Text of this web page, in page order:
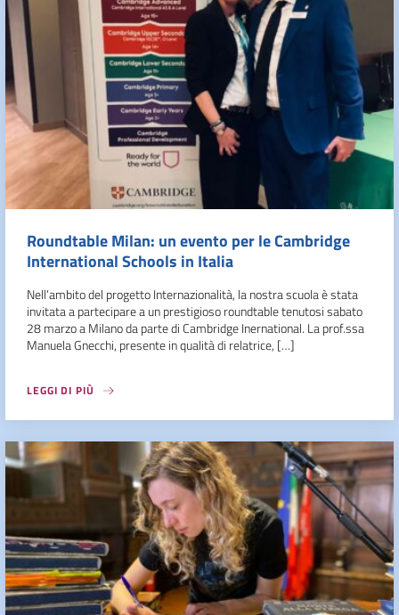
Roundtable Milan: un evento per le Cambridge
International Schools in Italia
Nell’ambito del progetto Internazionalità, la nostra scuola è stata
invitata a partecipare a un prestigioso roundtable tenutosi sabato
28 marzo a Milano da parte di Cambridge Inernational. La prof.ssa
Manuela Gnecchi, presente in qualità di relatrice, […]
LEGGI DI PIÙ